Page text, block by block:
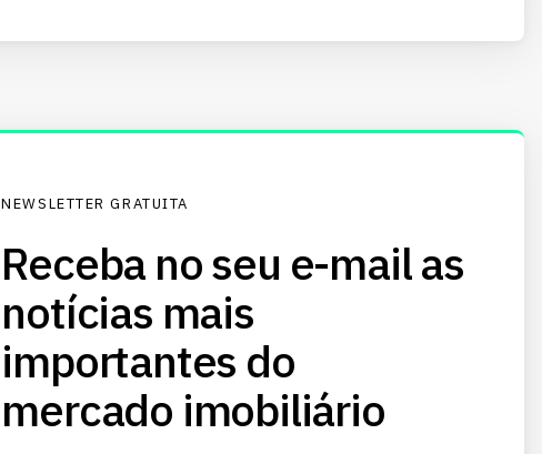
NEWSLETTER GRATUITA
Receba no seu e-mail as
notícias mais
importantes do
mercado imobiliário